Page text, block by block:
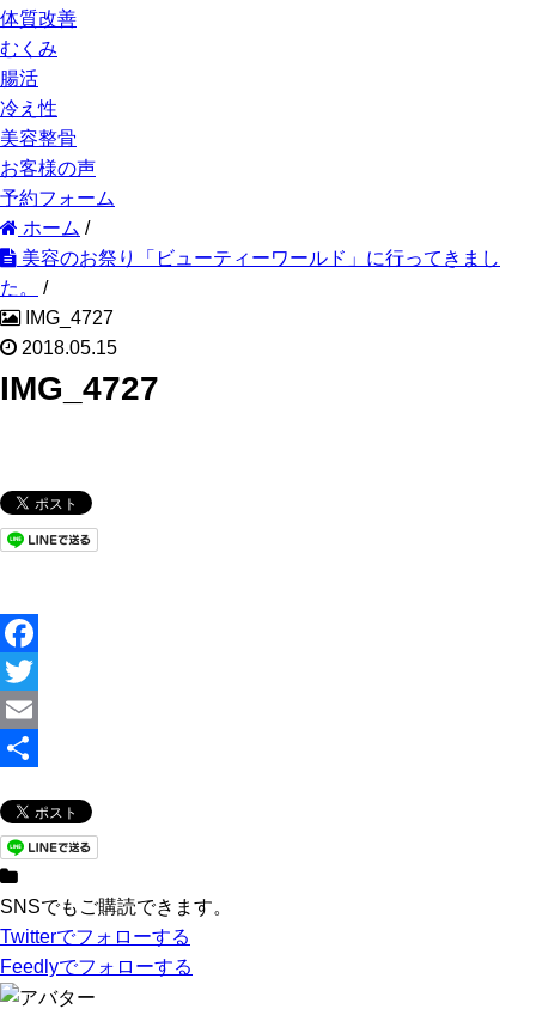
体質改善
むくみ
腸活
冷え性
美容整骨
お客様の声
予約フォーム
ホーム /
美容のお祭り「ビューティーワールド」に行ってきまし
た。
/
IMG_4727
2018.05.15
IMG_4727
F
a
c
b
o
o
k
T
w
t
t
e
r
E
a
i
l
有
SNSでもご購読できます。
Twitterでフォローする
Feedlyでフォローする